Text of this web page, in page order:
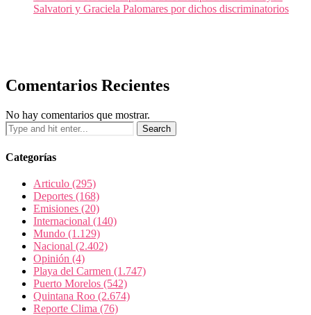
Salvatori y Graciela Palomares por dichos discriminatorios
Comentarios Recientes
No hay comentarios que mostrar.
Categorías
Articulo (295)
Deportes (168)
Emisiones (20)
Internacional (140)
Mundo (1.129)
Nacional (2.402)
Opinión (4)
Playa del Carmen (1.747)
Puerto Morelos (542)
Quintana Roo (2.674)
Reporte Clima (76)